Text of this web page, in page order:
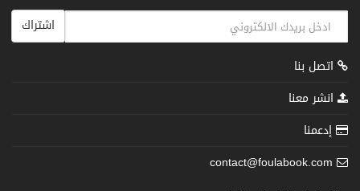
اشتراك
اتصل بنا
انشر معنا
إدعمنا
contact@foulabook.com